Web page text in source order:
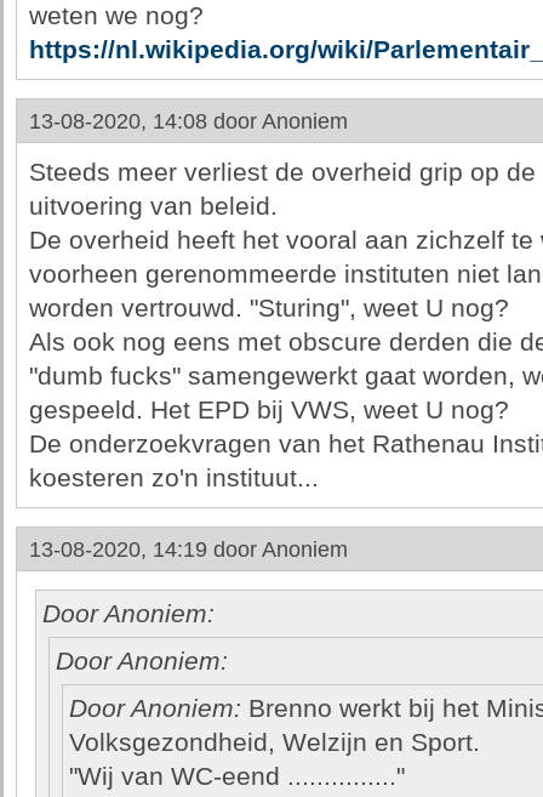
weten we nog?
https://nl.wikipedia.org/wiki/
13-08-2020, 14:08 door Anoniem
Steeds meer verliest de overheid grip op
uitvoering van beleid.
De overheid heeft het vooral aan zichzelf
voorheen gerenommeerde instituten niet
worden vertrouwd. "Sturing", weet U nog?
Als ook nog eens met obscure derden die
"dumb fucks" samengewerkt gaat worden,
gespeeld. Het EPD bij VWS, weet U nog?
De onderzoekvragen van het Rathenau
koesteren zo'n instituut...
13-08-2020, 14:19 door Anoniem
Door Anoniem:
Door Anoniem:
Door Anoniem: Brenno werkt bij het
Volksgezondheid, Welzijn en Sport.
"Wij van WC-eend ..............."